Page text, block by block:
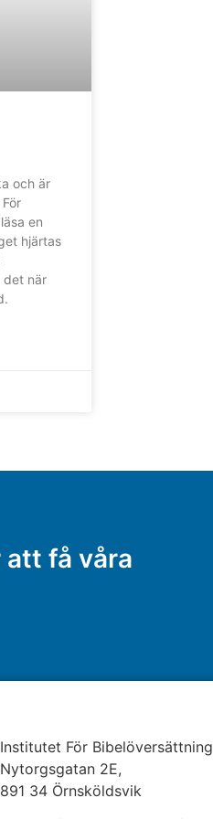
och är
en
hjärtas
det när
få våra
Institutet För Bibelöversättning
Nytorgsgatan 2E,
891 34 Örnsköldsvik